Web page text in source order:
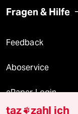
Fragen & Hilfe
Feedback
Aboservice
ePaper Login
taz zahl ich